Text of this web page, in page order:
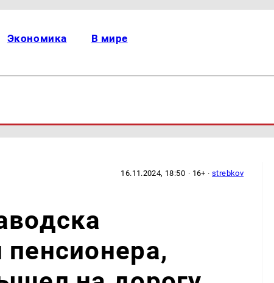
Экономика В мире
16.11.2024, 18:50 · 16+ · strebkov